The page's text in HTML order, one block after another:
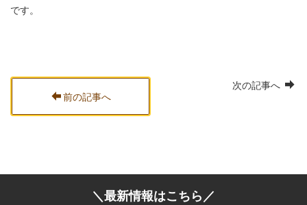
です。
前の記事へ
次の記事へ
＼最新情報はこちら／